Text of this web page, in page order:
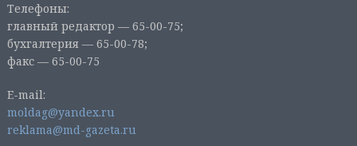
Телефоны:
главный редактор — 65-00-75;
бухгалтерия — 65-00-78;
факс — 65-00-75
E-mail:
moldag@yandex.ru
reklama@md-gazeta.ru